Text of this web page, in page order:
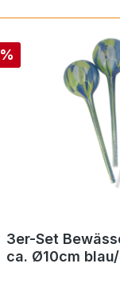
Rabatt
%
3er-Set
ca. Ø10cm